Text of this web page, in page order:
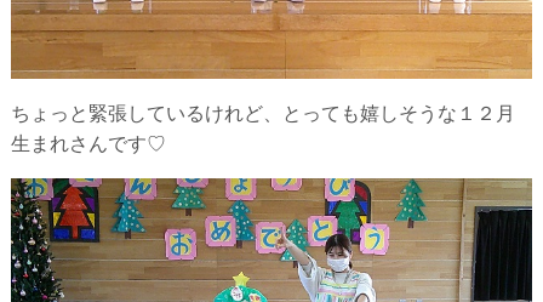
ちょっと緊張しているけれど、とっても嬉しそうな１２月
生まれさんです♡